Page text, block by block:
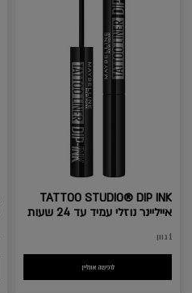
TATTOO STUDIO® DIP INK
אייליינר נוזלי עמיד עד 24 שעות
1 גוון
לרכישה אונליין